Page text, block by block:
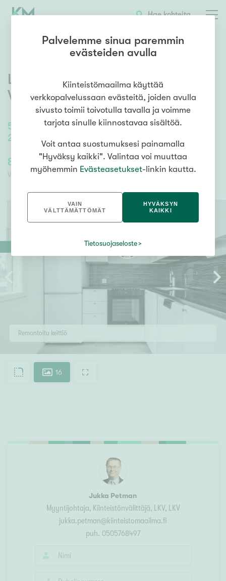
Hae kohteita
50 50m²
2h, kk, kh, lasitettu länsi parveke
Linnoituskuja 1,Länsimäki
Vantaa
89 000,00 €
Velaton hinta
82 321,82 €
Myyntihinta
Remontoitu keittiö
16
Jukka Petman
Myyntijohtaja, Kiinteistönvälittäjä, LKV, LKV
jukka.petman@kiinteistomaailma.fi
puh. 0505768497
Palvelemme sinua paremmin
evästeiden avulla
Kiinteistömaailma käyttää
verkkopalvelussaan evästeitä, joiden avulla
sivusto toimii toivotulla tavalla ja voimme
tarjota sinulle kiinnostavaa sisältöä.
Voit antaa suostumuksesi painamalla
"Hyväksy kaikki". Valintaa voi muuttaa
myöhemmin Evästeasetukset-linkin kautta.
VAIN
VÄLTTÄMÄTTÖMÄT
HYVÄKSYN
KAIKKI
Tietosuojaseloste